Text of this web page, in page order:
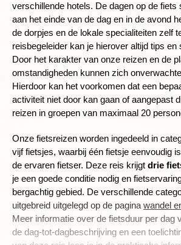
verschillende hotels. De dagen op de fiets
aan het einde van de dag en in de avond
de dorpjes en de lokale specialiteiten zelf
reisbegeleider kan je hierover altijd tips en
Door het karakter van onze reizen en de
omstandigheden kunnen zich
Hierdoor kan het voorkomen dat een
activiteit niet door kan gaan of aangepast
reizen in groepen van maximaal 20
Onze fietsreizen worden ingedeeld in
vijf fietsjes, waarbij één fietsje eenvoudig
de ervaren fietser. Deze reis krijgt drie
je een goede conditie nodig en
bergachtig gebied. De verschillende
uitgebreid uitgelegd op de pagina wandel
Meer informatie over de fietsduur per dag
de dag-tot-dagbeschrijving en een